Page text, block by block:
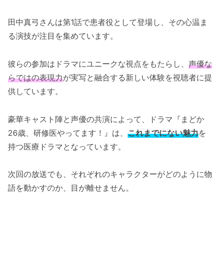
田中真弓さんは第1話で患者役として登場し、その心温ま
る演技が注目を集めています。
彼らの参加はドラマにユニークな視点をもたらし、 声優な
らではの表現力が実写と融合する新しい体験を視聴者に提
供しています。
豪華キャスト陣と声優の共演によって、ドラマ『まどか
26歳、研修医やってます！』は、 これまでにない魅力を
持つ医療ドラマとなっています。
次回の放送でも、それぞれのキャラクターがどのように物
語を動かすのか、目が離せません。